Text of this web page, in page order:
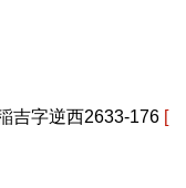
吉字逆西2633-176 [